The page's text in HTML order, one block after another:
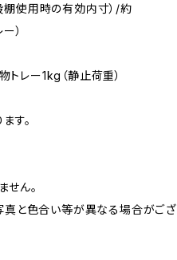
使用時の有効内寸）/約
）
トレー1kg（静止荷重）
す。
せん。
真と色合い等が異なる場合がござ